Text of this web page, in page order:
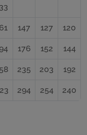
147 127 120
176 152 144
235 203 192
294 254 240